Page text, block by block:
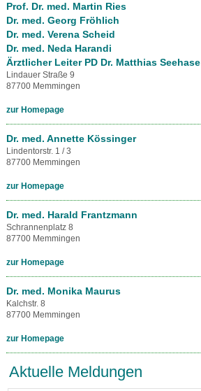
Prof. Dr. med. Martin Ries
Dr. med. Georg Fröhlich
Dr. med. Verena Scheid
Dr. med. Neda Harandi
Ärztlicher Leiter PD Dr. Matthias Seehase
Lindauer Straße 9
87700 Memmingen
zur Homepage
Dr. med. Annette Kössinger
Lindentorstr. 1 / 3
87700 Memmingen
zur Homepage
Dr. med. Harald Frantzmann
Schrannenplatz 8
87700 Memmingen
zur Homepage
Dr. med. Monika Maurus
Kalchstr. 8
87700 Memmingen
zur Homepage
Aktuelle Meldungen